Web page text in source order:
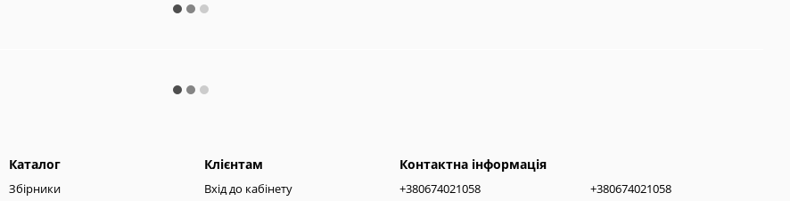
Каталог
Збірники
Клієнтам
Вхід до кабінету
Контактна інформація
+380674021058
+380674021058